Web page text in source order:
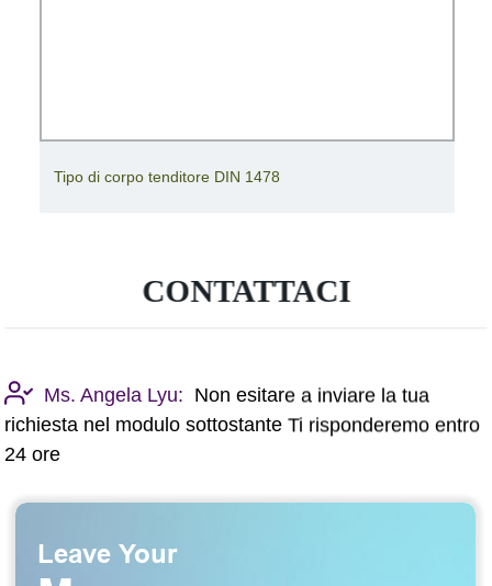
Tipo di corpo tenditore DIN 1478
CONTATTACI
Ms. Angela Lyu: Non esitare a inviare la tua
richiesta nel modulo sottostante Ti risponderemo entro
24 ore